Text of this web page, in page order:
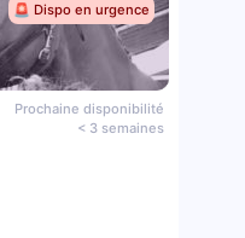
🚨 Dispo en urgence
Prochaine disponibilité
< 3 semaines